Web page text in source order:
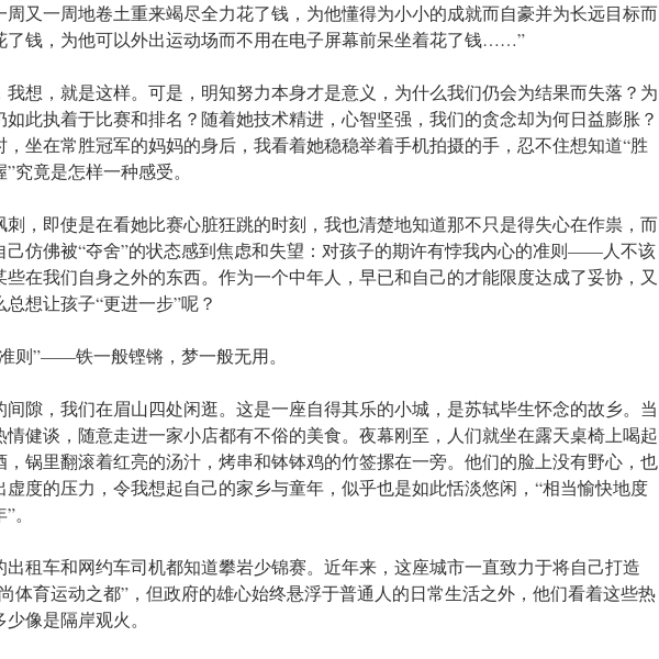
周又一周地卷土重来竭尽全力花了钱，为他懂得为小小的成就而自豪并为长远目标而
了钱，为他可以外出运动场而不用在电子屏幕前呆坐着花了钱……”
我想，就是这样。可是，明知努力本身才是意义，为什么我们仍会为结果而失落？为
如此执着于比赛和排名？随着她技术精进，心智坚强，我们的贪念却为何日益膨胀？
，坐在常胜冠军的妈妈的身后，我看着她稳稳举着手机拍摄的手，忍不住想知道“胜
”究竟是怎样一种感受。
刺，即使是在看她比赛心脏狂跳的时刻，我也清楚地知道那不只是得失心在作祟，而
己仿佛被“夺舍”的状态感到焦虑和失望：对孩子的期许有悖我内心的准则——人不该
些在我们自身之外的东西。作为一个中年人，早已和自己的才能限度达成了妥协，又
总想让孩子“更进一步”呢？
则”——铁一般铿锵，梦一般无用。
间隙，我们在眉山四处闲逛。这是一座自得其乐的小城，是苏轼毕生怀念的故乡。当
情健谈，随意走进一家小店都有不俗的美食。夜幕刚至，人们就坐在露天桌椅上喝起
，锅里翻滚着红亮的汤汁，烤串和钵钵鸡的竹签摞在一旁。他们的脸上没有野心，也
虚度的压力，令我想起自己的家乡与童年，似乎也是如此恬淡悠闲，“相当愉快地度
。
出租车和网约车司机都知道攀岩少锦赛。近年来，这座城市一直致力于将自己打造
体育运动之都”，但政府的雄心始终悬浮于普通人的日常生活之外，他们看着这些热
少像是隔岸观火。